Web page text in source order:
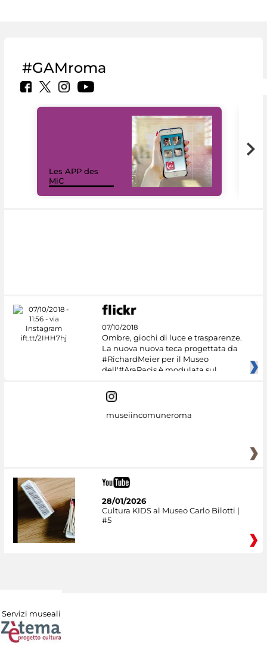
#GAMroma
Les APP des
MiC
07/10/2018
Ombre, giochi di luce e trasparenze.
La nuova nuova teca progettata da
#RichardMeier per il Museo
dell'#AraPacis è modulata sul
museiincomuneroma
28/01/2026
Cultura KIDS al Museo Carlo Bilotti |
#5
Servizi museali